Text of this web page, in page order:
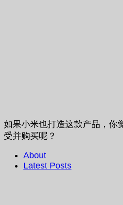
如果小米也打造这款产品，你
受并购买呢？
About
Latest Posts